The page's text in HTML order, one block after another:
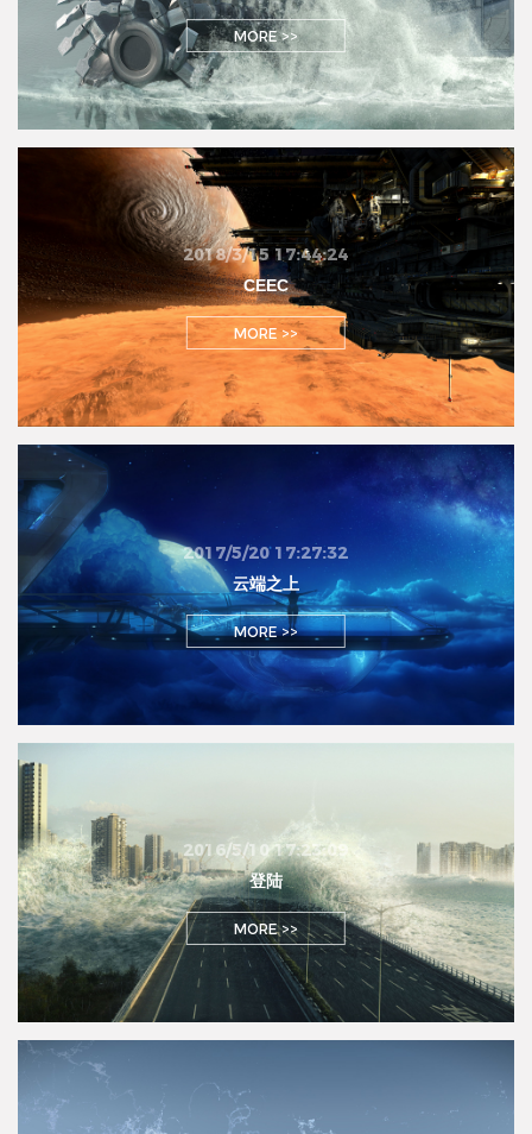
MORE >>
2018/3/15 17:44:24
CEEC
MORE >>
2017/5/20 17:27:32
云端之上
MORE >>
2016/5/10 17:23:09
登陆
MORE >>